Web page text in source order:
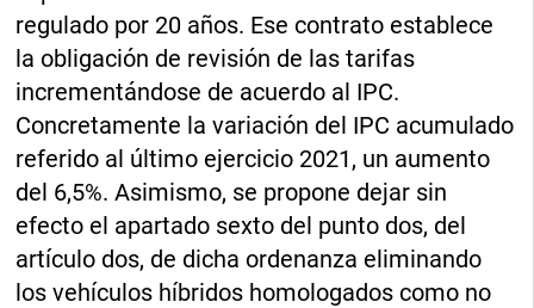
regulado por 20 años. Ese contrato establece
la obligación de revisión de las tarifas
incrementándose de acuerdo al IPC.
Concretamente la variación del IPC acumulado
referido al último ejercicio 2021, un aumento
del 6,5%. Asimismo, se propone dejar sin
efecto el apartado sexto del punto dos, del
artículo dos, de dicha ordenanza eliminando
los vehículos híbridos homologados como no